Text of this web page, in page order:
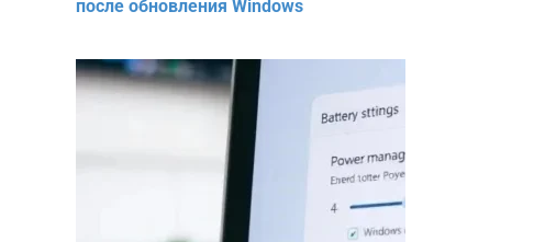
после обновления Windows